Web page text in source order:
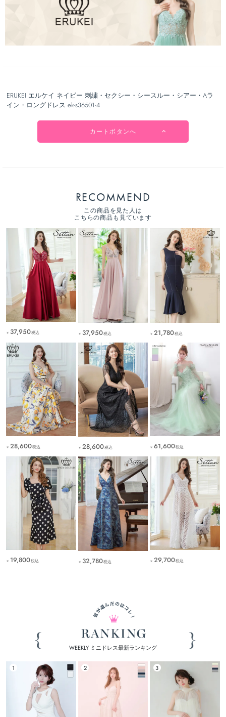
ERUKEI エルケイ ネイビー 刺繍・セクシー・シースルー・シアー・Aラ
イン・ロングドレス ek-s36501-4
カートボタンへ
RECOMMEND
この商品を見た人は
こちらの商品も見ています
￥ 37,950税込 ￥ 37,950税込 ￥ 21,780税込
￥ 28,600税込 ￥ 28,600税込 ￥ 61,600税込
￥ 19,800税込 ￥ 32,780税込 ￥ 29,700税込
WEEKLY ミニドレス最新ランキング